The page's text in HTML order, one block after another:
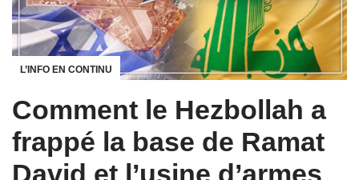
L’INFO EN CONTINU
Comment le Hezbollah a
frappé la base de Ramat
David et l’usine d’armes